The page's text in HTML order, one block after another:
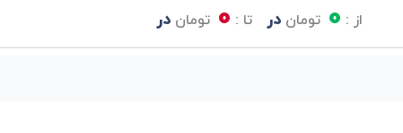
از : 0 تومان در تا : 0 تومان در